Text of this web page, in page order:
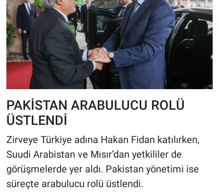
PAKİSTAN ARABULUCU ROLÜ
ÜSTLENDİ
Zirveye Türkiye adına Hakan Fidan katılırken,
Suudi Arabistan ve Mısır’dan yetkililer de
görüşmelerde yer aldı. Pakistan yönetimi ise
süreçte arabulucu rolü üstlendi.